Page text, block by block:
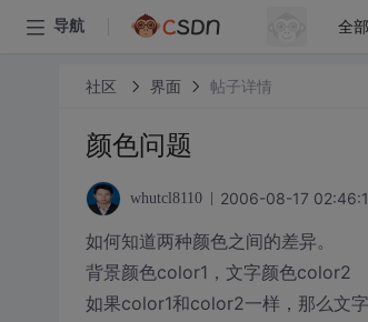
导航 全部
社区 界面 帖子详情
颜色问题
whutcl8110 2006-08-17
如何知道两种颜色之间的差异。
背景颜色color1，文字颜色color2
如果color1和color2一样，那么文字